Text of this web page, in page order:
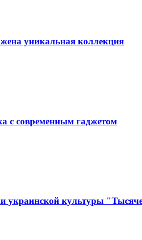
уникальная коллекция
с современным гаджетом
украинской культуры